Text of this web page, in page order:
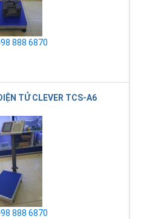
888 6870
TỬ CLEVER TCS-A6
888 6870